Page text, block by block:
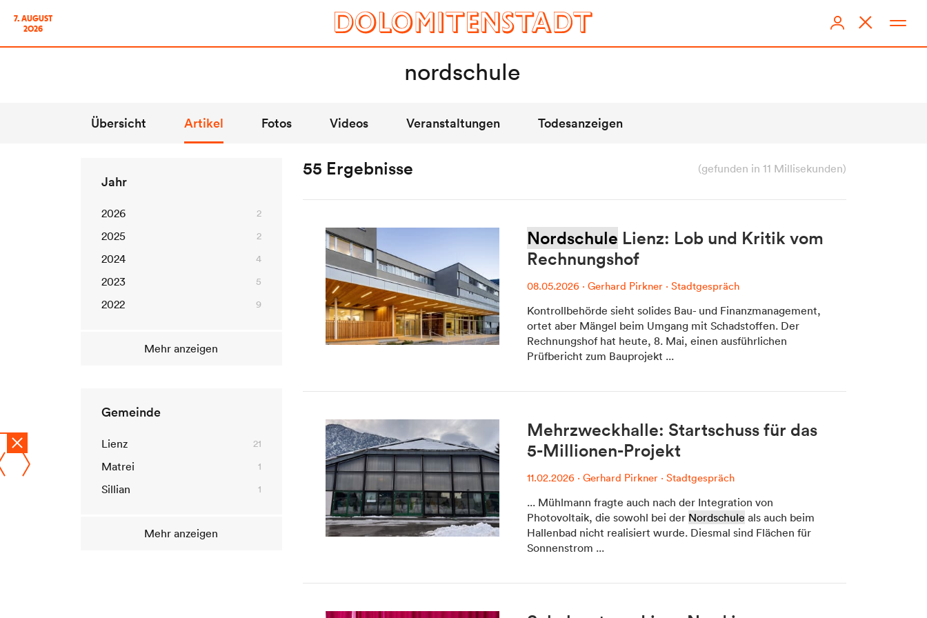
7. AUGUST
2026
Übersicht Artikel Fotos Videos Veranstaltungen Todesanzeigen
Jahr
2026 2
2025 2
2024 4
2023 5
2022 9
Mehr anzeigen
Gemeinde
Lienz 21
Matrei 1
Sillian 1
Mehr anzeigen
55 Ergebnisse (gefunden in 11 Millisekunden)
Nordschule Lienz: Lob und Kritik vom
Rechnungshof
08.05.2026· Gerhard Pirkner· Stadtgespräch
Kontrollbehörde sieht solides Bau- und Finanzmanagement,
ortet aber Mängel beim Umgang mit Schadstoffen. Der
Rechnungshof hat heute, 8. Mai, einen ausführlichen
Prüfbericht zum Bauprojekt ...
Mehrzweckhalle: Startschuss für das
5-Millionen-Projekt
11.02.2026· Gerhard Pirkner· Stadtgespräch
... Mühlmann fragte auch nach der Integration von
Photovoltaik, die sowohl bei der Nordschule als auch beim
Hallenbad nicht realisiert wurde. Diesmal sind Flächen für
Sonnenstrom ...
DOLOMITENSTADT
Redaktionsstatut
Anzeigenpreise
Reichweite / Statistik
Anfragen / Kontakt
Mein Dolomitenstadt.at
Anmelden
Registrieren
FAQ & Service
Kontakt Redaktion
Team
© 2010-2026 Dolomitenstadt.at